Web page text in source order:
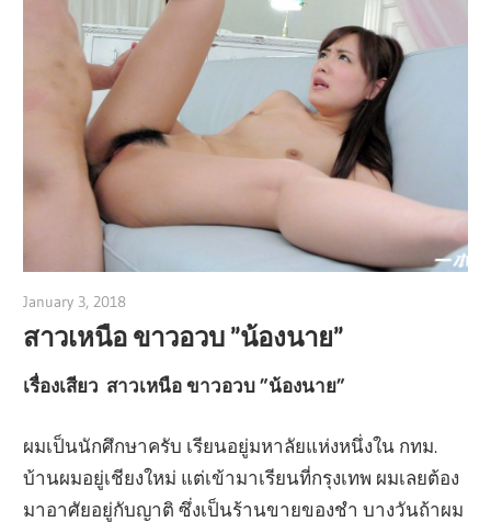
January 3, 2018
สาวเหนือ ขาวอวบ ”น้องนาย”
เรื่องเสียว สาวเหนือ ขาวอวบ ”น้องนาย”
ผมเป็นนักศึกษาครับ เรียนอยู่มหาลัยแห่งหนึ่งใน กทม.
บ้านผมอยู่เชียงใหม่ แต่เข้ามาเรียนที่กรุงเทพ ผมเลยต้อง
มาอาศัยอยู่กับญาติ ซึ่งเป็นร้านขายของชำ บางวันถ้าผม